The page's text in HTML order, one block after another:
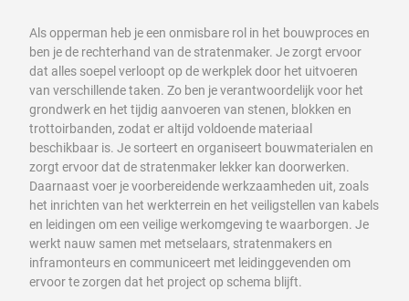
Als opperman heb je een onmisbare rol in het bouwproces en
ben je de rechterhand van de stratenmaker. Je zorgt ervoor
dat alles soepel verloopt op de werkplek door het uitvoeren
van verschillende taken. Zo ben je verantwoordelijk voor het
grondwerk en het tijdig aanvoeren van stenen, blokken en
trottoirbanden, zodat er altijd voldoende materiaal
beschikbaar is. Je sorteert en organiseert bouwmaterialen en
zorgt ervoor dat de stratenmaker lekker kan doorwerken.
Daarnaast voer je voorbereidende werkzaamheden uit, zoals
het inrichten van het werkterrein en het veiligstellen van kabels
en leidingen om een veilige werkomgeving te waarborgen. Je
werkt nauw samen met metselaars, stratenmakers en
inframonteurs en communiceert met leidinggevenden om
ervoor te zorgen dat het project op schema blijft.